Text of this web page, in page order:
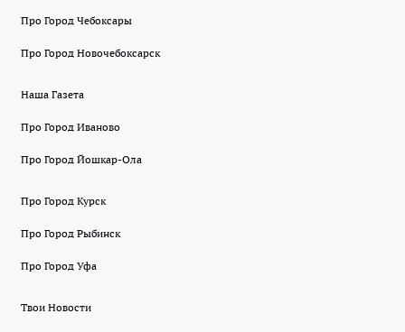
Про Город Чебоксары
Про Город Новочебоксарск
Наша Газета
Про Город Иваново
Про Город Йошкар-Ола
Про Город Курск
Про Город Рыбинск
Про Город Уфа
Твои Новости